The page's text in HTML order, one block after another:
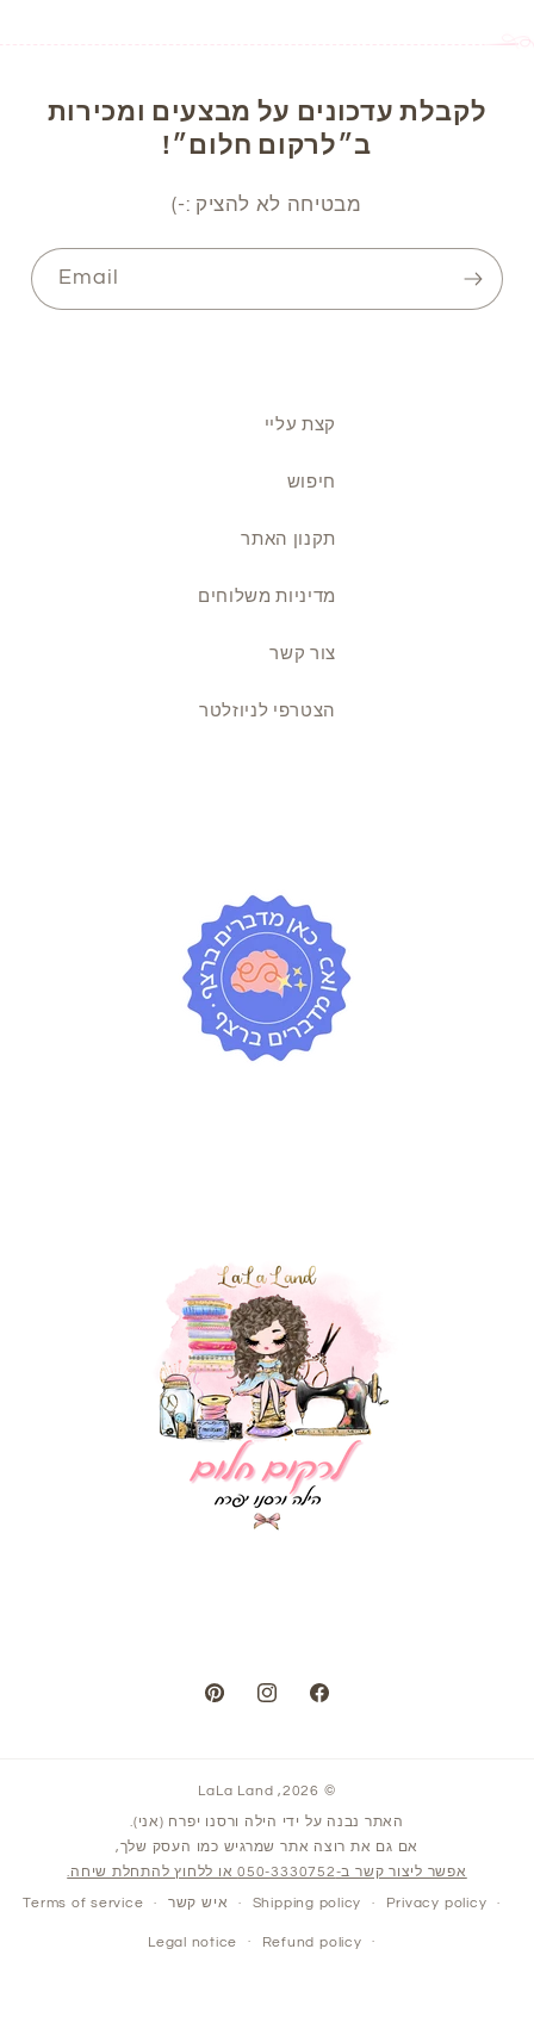
לקבלת עדכונים על מבצעים ומכירות
ב״לרקום חלום״!
מבטיחה לא להציק :-)
Email
קצת עליי
חיפוש
תקנון האתר
מדיניות משלוחים
צור קשר
הצטרפי לניוזלטר
Facebook
Instagram
Pinterest
LaLa Land
האתר נבנה על ידי הילה ורסנו יפרח (אני).
אם גם את רוצה אתר שמרגיש כמו העסק שלך,
אפשר ליצור קשר ב-050-3330752 או ללחוץ להתחלת שיחה.
Privacy policy
Shipping policy איש קשר Terms of service
Refund policy
Legal notice